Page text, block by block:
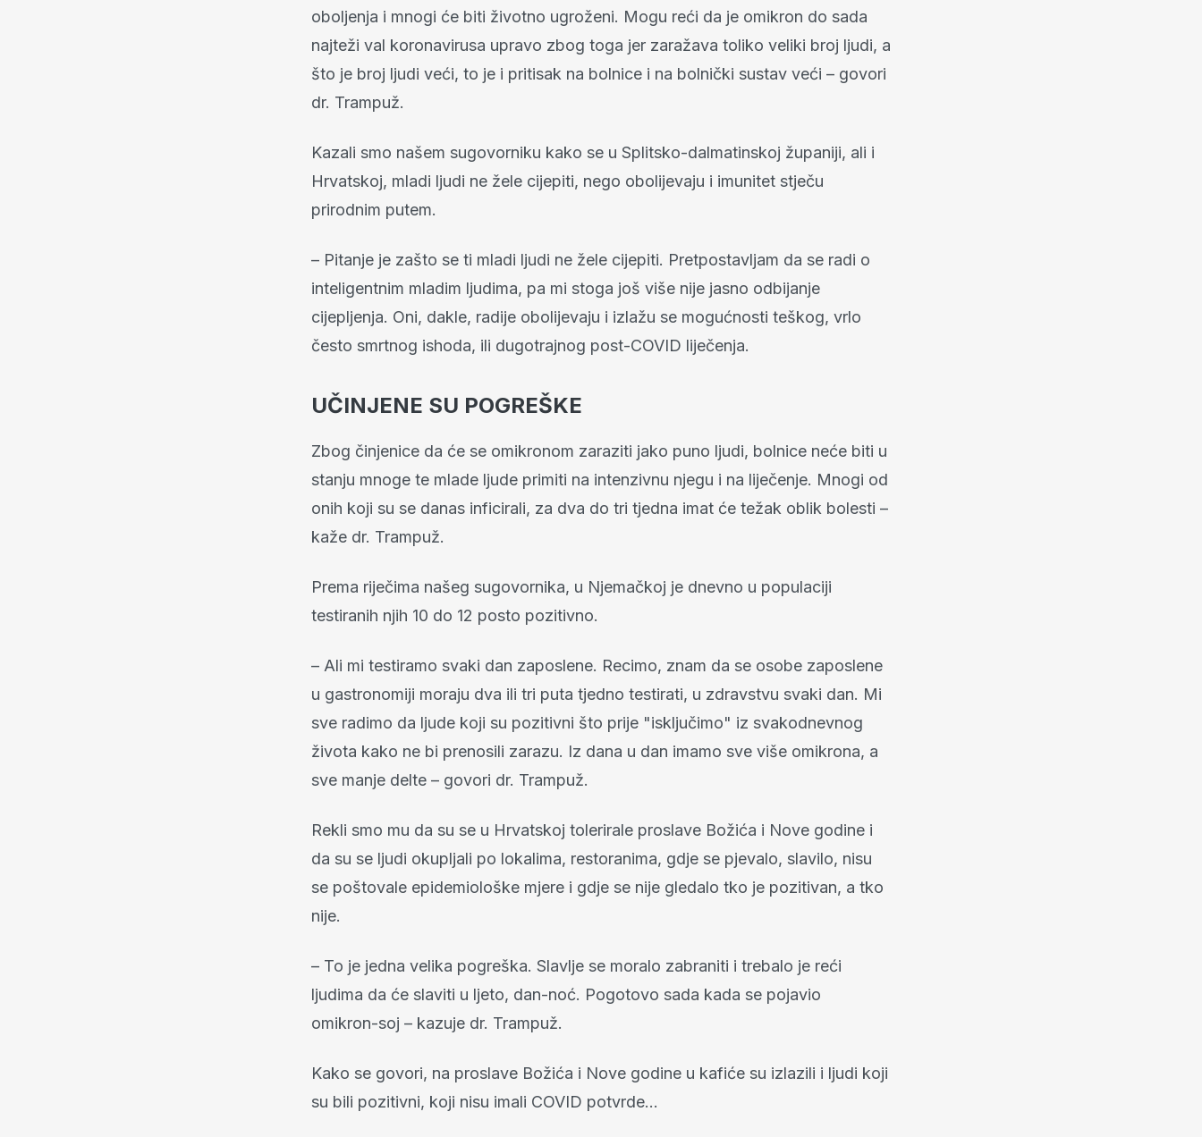
oboljenja i mnogi će biti životno ugroženi. Mogu reći da je omikron do sada
najteži val koronavirusa upravo zbog toga jer zaražava toliko veliki broj ljudi, a
što je broj ljudi veći, to je i pritisak na bolnice i na bolnički sustav veći – govori
dr. Trampuž.
Kazali smo našem sugovorniku kako se u Splitsko-dalmatinskoj županiji, ali i
Hrvatskoj, mladi ljudi ne žele cijepiti, nego obolijevaju i imunitet stječu
prirodnim putem.
– Pitanje je zašto se ti mladi ljudi ne žele cijepiti. Pretpostavljam da se radi o
inteligentnim mladim ljudima, pa mi stoga još više nije jasno odbijanje
cijepljenja. Oni, dakle, radije obolijevaju i izlažu se mogućnosti teškog, vrlo
često smrtnog ishoda, ili dugotrajnog post-COVID liječenja.
UČINJENE SU POGREŠKE
Zbog činjenice da će se omikronom zaraziti jako puno ljudi, bolnice neće biti u
stanju mnoge te mlade ljude primiti na intenzivnu njegu i na liječenje. Mnogi od
onih koji su se danas inficirali, za dva do tri tjedna imat će težak oblik bolesti –
kaže dr. Trampuž.
Prema riječima našeg sugovornika, u Njemačkoj je dnevno u populaciji
testiranih njih 10 do 12 posto pozitivno.
– Ali mi testiramo svaki dan zaposlene. Recimo, znam da se osobe zaposlene
u gastronomiji moraju dva ili tri puta tjedno testirati, u zdravstvu svaki dan. Mi
sve radimo da ljude koji su pozitivni što prije "isključimo" iz svakodnevnog
života kako ne bi prenosili zarazu. Iz dana u dan imamo sve više omikrona, a
sve manje delte – govori dr. Trampuž.
Rekli smo mu da su se u Hrvatskoj tolerirale proslave Božića i Nove godine i
da su se ljudi okupljali po lokalima, restoranima, gdje se pjevalo, slavilo, nisu
se poštovale epidemiološke mjere i gdje se nije gledalo tko je pozitivan, a tko
nije.
– To je jedna velika pogreška. Slavlje se moralo zabraniti i trebalo je reći
ljudima da će slaviti u ljeto, dan-noć. Pogotovo sada kada se pojavio
omikron-soj – kazuje dr. Trampuž.
Kako se govori, na proslave Božića i Nove godine u kafiće su izlazili i ljudi koji
su bili pozitivni, koji nisu imali COVID potvrde...